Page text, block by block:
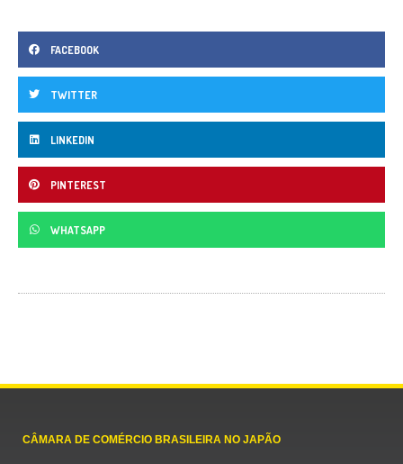
FACEBOOK
TWITTER
LINKEDIN
PINTEREST
WHATSAPP
CÂMARA DE COMÉRCIO BRASILEIRA NO JAPÃO